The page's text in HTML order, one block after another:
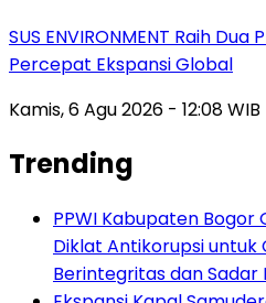
SUS ENVIRONMENT Raih
Percepat Ekspansi Global
Kamis, 6 Agu 2026 - 12:08 WIB
Trending
PPWI Kabupaten Bogor
Diklat Antikorupsi
Berintegritas dan Sadar